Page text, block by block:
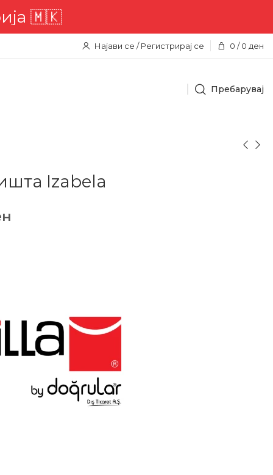
🇲🇰
Најави се / Регистрирај се 0 / 0 ден
Пребарувај
Izabela